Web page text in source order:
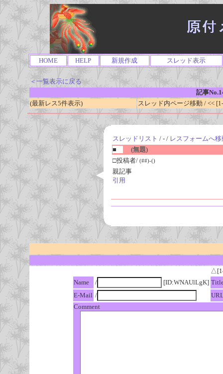
HOME HELP 新規作成 スレッド表示
＜一覧表示に戻る
記事
(最新レス5件表示)
スレッド内ページ移動 / <<
スレッドリスト / - / レスフォームへ移
■
(無題)
□投稿者/ (##)-()
親記事
引用
Name
/ [ID:WNAUlLgK]
E-Mail /
Comment